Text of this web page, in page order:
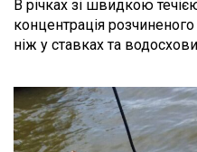
В річках зі швидкою
концентрація
ніж у ставках та